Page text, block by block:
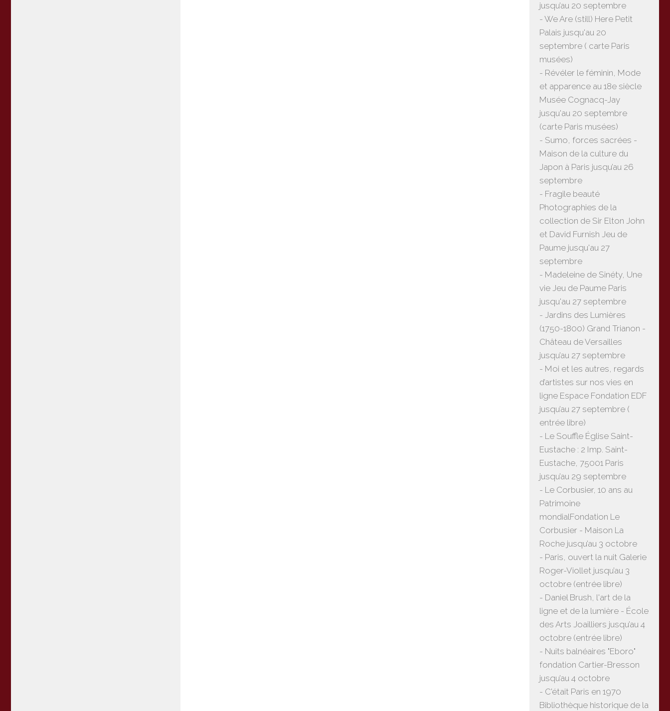
jusqu’au 20 septembre
- We Are (still) Here Petit
Palais jusqu'au 20
septembre ( carte Paris
musées)
- Révéler le féminin, Mode
et apparence au 18e siècle
Musée Cognacq-Jay
jusqu'au 20 septembre
(carte Paris musées)
- Sumo, forces sacrées -
Maison de la culture du
Japon à Paris jusqu’au 26
septembre
- Fragile beauté
Photographies de la
collection de Sir Elton John
et David Furnish Jeu de
Paume jusqu'au 27
septembre
- Madeleine de Sinéty, Une
vie Jeu de Paume Paris
jusqu'au 27 septembre
- Jardins des Lumières
(1750-1800) Grand Trianon -
Château de Versailles
jusqu’au 27 septembre
- Moi et les autres, regards
d’artistes sur nos vies en
ligne Espace Fondation EDF
jusqu’au 27 septembre (
entrée libre)
- Le Souffle Église Saint-
Eustache : 2 Imp. Saint-
Eustache, 75001 Paris
jusqu’au 29 septembre
- Le Corbusier, 10 ans au
Patrimoine
mondialFondation Le
Corbusier - Maison La
Roche jusqu’au 3 octobre
- Paris, ouvert la nuit Galerie
Roger-Viollet jusqu’au 3
octobre (entrée libre)
- Daniel Brush, l'art de la
ligne et de la lumière - École
des Arts Joailliers jusqu’au 4
octobre (entrée libre)
- Nuits balnéaires "Eboro"
fondation Cartier-Bresson
jusqu’au 4 octobre
- C'était Paris en 1970
Bibliothèque historique de la